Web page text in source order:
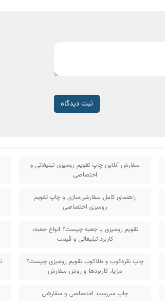
ثبت دیدگاه
سفارش آنلاین چاپ تقویم رومیزی تبلیغاتی و
اختصاصی
راهنمای کامل سفارشی‌سازی و چاپ تقویم
رومیزی اختصاصی
تقویم رومیزی با جعبه چیست؟ انواع جعبه،
کاربرد تبلیغاتی و قیمت
چاپ نقره‌کوب و طلاکوب تقویم رومیزی چیست؟
مزایا، کاربردها و روش سفارش
چاپ سررسید اختصاصی و سفارشی